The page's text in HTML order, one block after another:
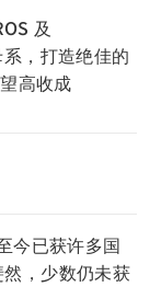
及
，打造绝佳的
高收成
今已获许多国
，少数仍未获